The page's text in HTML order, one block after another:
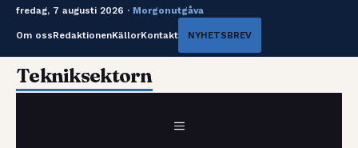
fredag, 7 augusti 2026 · Morgonutgåva
Om ossRedaktionenKällorKontakt NYHETSBREV
Hoppa
Tekniksektorn
MENY